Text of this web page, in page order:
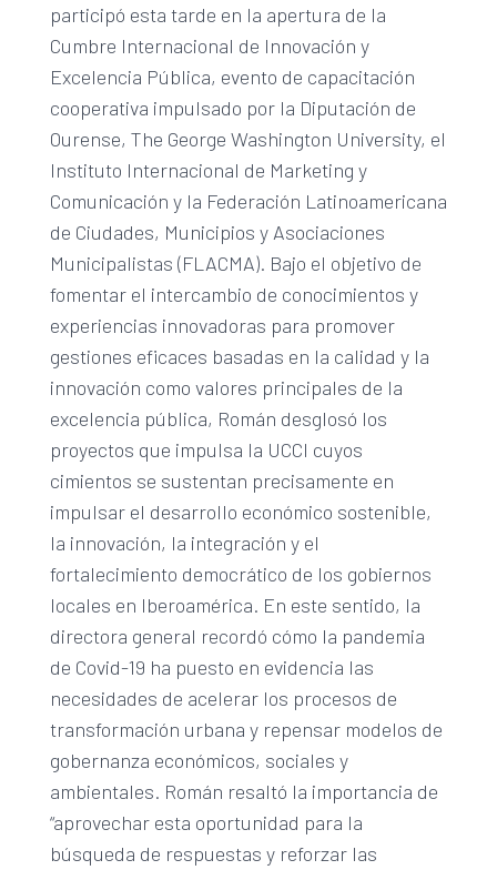
participó esta tarde en la apertura de la
Cumbre Internacional de Innovación y
Excelencia Pública, evento de capacitación
cooperativa impulsado por la Diputación de
Ourense, The George Washington University, el
Instituto Internacional de Marketing y
Comunicación y la Federación Latinoamericana
de Ciudades, Municipios y Asociaciones
Municipalistas (FLACMA). Bajo el objetivo de
fomentar el intercambio de conocimientos y
experiencias innovadoras para promover
gestiones eficaces basadas en la calidad y la
innovación como valores principales de la
excelencia pública, Román desglosó los
proyectos que impulsa la UCCI cuyos
cimientos se sustentan precisamente en
impulsar el desarrollo económico sostenible,
la innovación, la integración y el
fortalecimiento democrático de los gobiernos
locales en Iberoamérica. En este sentido, la
directora general recordó cómo la pandemia
de Covid-19 ha puesto en evidencia las
necesidades de acelerar los procesos de
transformación urbana y repensar modelos de
gobernanza económicos, sociales y
ambientales. Román resaltó la importancia de
“aprovechar esta oportunidad para la
búsqueda de respuestas y reforzar las